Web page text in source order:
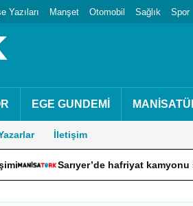
Yazıları Manşet Otomobil Sağlık Spor
EGE GUNDEMİ
İletişim
Sarıyer’de hafriyat kamyonu